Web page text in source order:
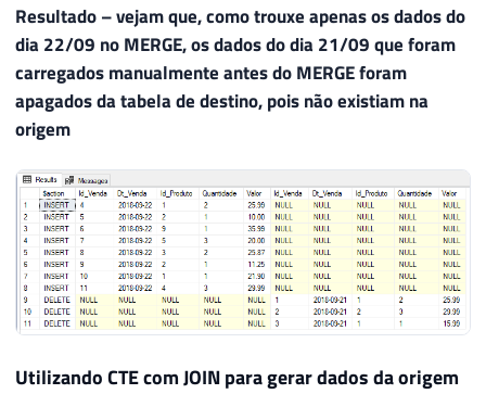
22
23
26
OUTPUT
    $
action
    Inserted
*
Resultado – vejam que, como trouxe apenas os dados do
dia 22/09 no MERGE, os dados do dia 21/09 que foram
carregados manualmente antes do MERGE foram
apagados da tabela de destino, pois não existiam na
origem
Utilizando CTE com JOIN para gerar dados da origem